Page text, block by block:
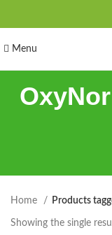
Menu
Home Products
Showing the single